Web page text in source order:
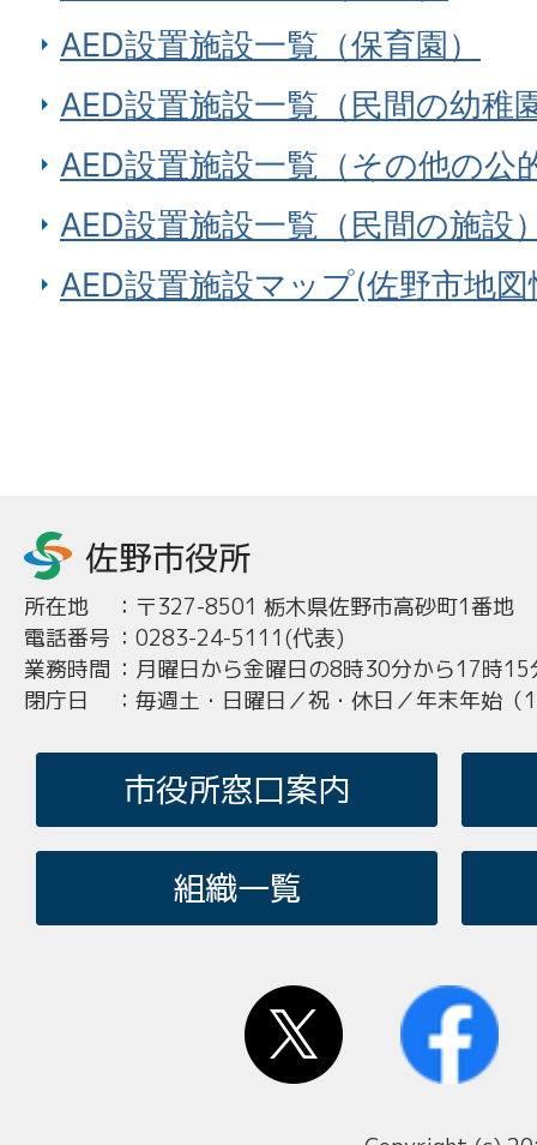
AED設置施設一覧（保育園）
AED設置施設一覧（民間の幼稚
AED設置施設一覧（その他の公
AED設置施設一覧（民間の施設
AED設置施設マップ(佐野市地
所在地 ： 〒327-8501 栃木県佐野市高砂町1番地
電話番号 ： 0283-24-5111(代表)
業務時間 ： 月曜日から金曜日の8時30分から17時15
閉庁日
： 毎週土・日曜日／祝・休日／年末年始
市役所窓口案内
組織一覧